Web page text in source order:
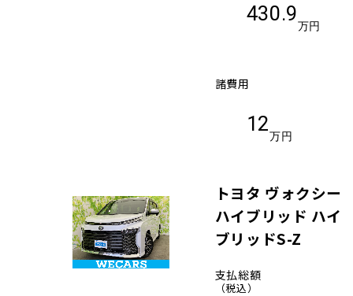
430.9
万円
諸費用
12
万円
トヨタ ヴォクシー
ハイブリッド ハイ
ブリッドS-Z
支払総額
（税込）